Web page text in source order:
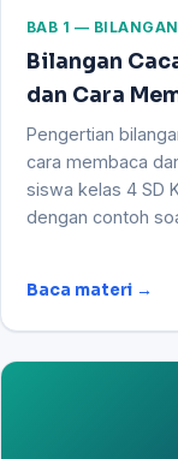
BAB 1 —
Bilangan
dan Cara
Pengertian
cara membaca
siswa kelas 4 SD
dengan contoh
Baca materi →